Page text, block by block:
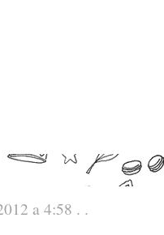
a 4:58 . .